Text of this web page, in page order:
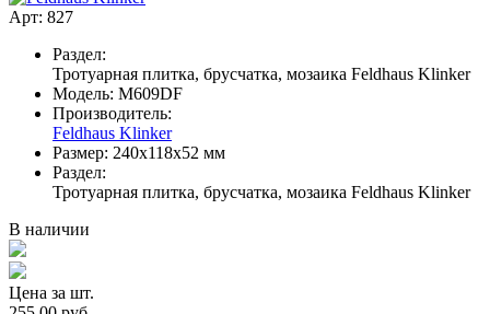
Арт: 827
Раздел:
Тротуарная плитка, брусчатка, мозаика Feldhaus Klinker
Модель: M609DF
Производитель:
Feldhaus Klinker
Размер: 240x118x52 мм
Раздел:
Тротуарная плитка, брусчатка, мозаика Feldhaus Klinker
В наличии
Цена за шт.